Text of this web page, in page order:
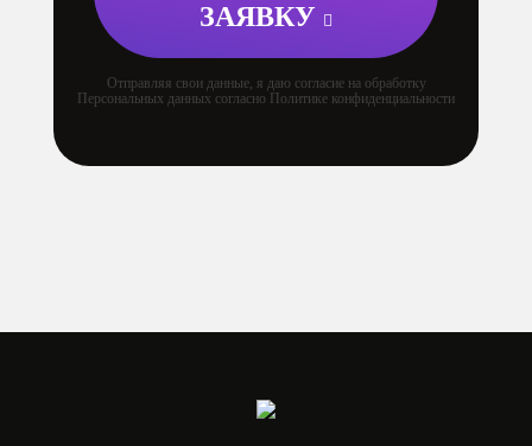
ЗАЯВКУ
Отправляя свои данные, я даю согласие на обработку
Персональных данных согласно Политике конфиденциальности